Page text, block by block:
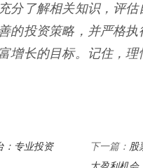
分了解相关知识，评
的投资策略，并严格
增长的目标。记住，
：专业投资
下一篇： 股